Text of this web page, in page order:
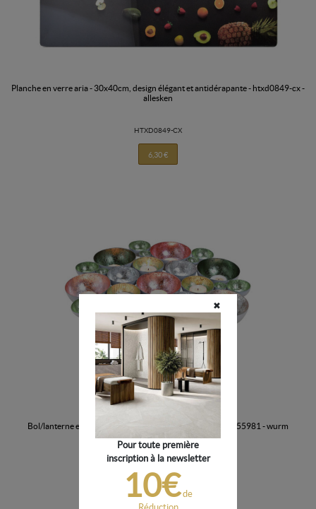
planche en verre aria - 30x40cm, design élégant et antidérapante - htxd0849-cx -
allesken
HTXD0849-CX
6,30 €
bol/lanterne en métal - rose, turquoise, 40x5x40cm - 10055981 - wurm
89,95 €
✖
Pour toute première
inscription à la newsletter
10€de